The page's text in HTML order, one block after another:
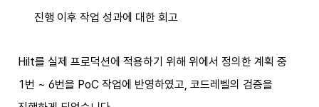
진행 이후 작업 성과에 대한 회고
Hilt를 실제 프로덕션에 적용하기 위해 위에서 정의한 계획 중
1번 ~ 6번을 PoC 작업에 반영하였고, 코드레벨의 검증을